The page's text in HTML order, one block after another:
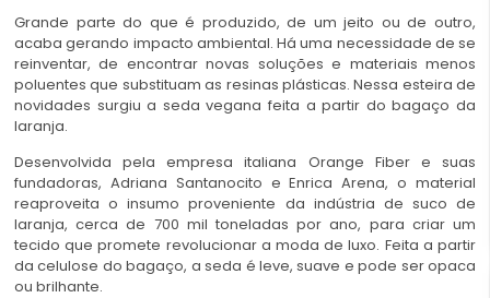
Grande parte do que é produzido, de um jeito ou de outro,
acaba gerando impacto ambiental. Há uma necessidade de se
reinventar, de encontrar novas soluções e materiais menos
poluentes que substituam as resinas plásticas. Nessa esteira de
novidades surgiu a seda vegana feita a partir do bagaço da
laranja.
Desenvolvida pela empresa italiana Orange Fiber e suas
fundadoras, Adriana Santanocito e Enrica Arena, o material
reaproveita o insumo proveniente da indústria de suco de
laranja, cerca de 700 mil toneladas por ano, para criar um
tecido que promete revolucionar a moda de luxo. Feita a partir
da celulose do bagaço, a seda é leve, suave e pode ser opaca
ou brilhante.